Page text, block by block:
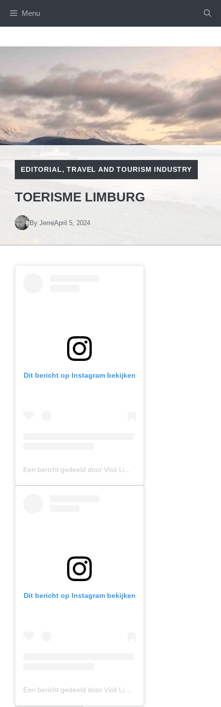
Menu
EDITORIAL,TRAVEL AND TOURISM INDUSTRY
TOERISME LIMBURG
By JerreApril 5, 2024
Dit bericht op Instagram bekijken
Een bericht gedeeld door Visit Limburg (@visitlimburg.be)
Dit bericht op Instagram bekijken
Een bericht gedeeld door Visit Limburg (@visitlimburg.be)